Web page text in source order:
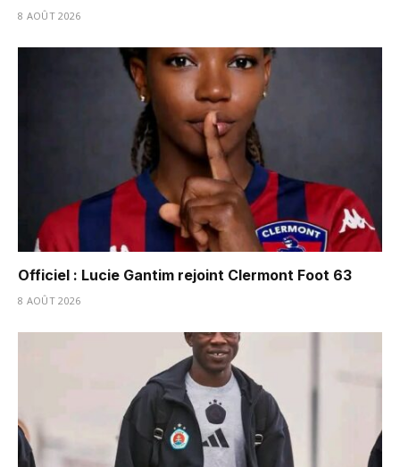
8 AOÛT 2026
Officiel : Lucie Gantim rejoint Clermont Foot 63
8 AOÛT 2026